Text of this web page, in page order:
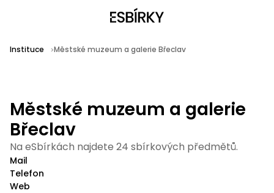
Instituce Městské muzeum a galerie Břeclav
Městské muzeum a galerie
Břeclav
Na eSbírkách najdete 24 sbírkových předmětů.
Mail
Telefon
Web